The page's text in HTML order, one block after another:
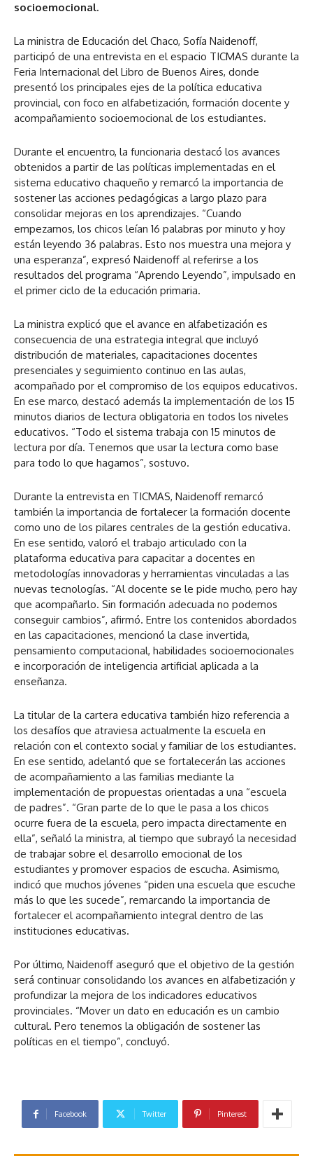
socioemocional.
La ministra de Educación del Chaco, Sofía Naidenoff,
participó de una entrevista en el espacio TICMAS durante la
Feria Internacional del Libro de Buenos Aires, donde
presentó los principales ejes de la política educativa
provincial, con foco en alfabetización, formación docente y
acompañamiento socioemocional de los estudiantes.
Durante el encuentro, la funcionaria destacó los avances
obtenidos a partir de las políticas implementadas en el
sistema educativo chaqueño y remarcó la importancia de
sostener las acciones pedagógicas a largo plazo para
consolidar mejoras en los aprendizajes. “Cuando
empezamos, los chicos leían 16 palabras por minuto y hoy
están leyendo 36 palabras. Esto nos muestra una mejora y
una esperanza”, expresó Naidenoff al referirse a los
resultados del programa “Aprendo Leyendo”, impulsado en
el primer ciclo de la educación primaria.
La ministra explicó que el avance en alfabetización es
consecuencia de una estrategia integral que incluyó
distribución de materiales, capacitaciones docentes
presenciales y seguimiento continuo en las aulas,
acompañado por el compromiso de los equipos educativos.
En ese marco, destacó además la implementación de los 15
minutos diarios de lectura obligatoria en todos los niveles
educativos. “Todo el sistema trabaja con 15 minutos de
lectura por día. Tenemos que usar la lectura como base
para todo lo que hagamos”, sostuvo.
Durante la entrevista en TICMAS, Naidenoff remarcó
también la importancia de fortalecer la formación docente
como uno de los pilares centrales de la gestión educativa.
En ese sentido, valoró el trabajo articulado con la
plataforma educativa para capacitar a docentes en
metodologías innovadoras y herramientas vinculadas a las
nuevas tecnologías. “Al docente se le pide mucho, pero hay
que acompañarlo. Sin formación adecuada no podemos
conseguir cambios”, afirmó. Entre los contenidos abordados
en las capacitaciones, mencionó la clase invertida,
pensamiento computacional, habilidades socioemocionales
e incorporación de inteligencia artificial aplicada a la
enseñanza.
La titular de la cartera educativa también hizo referencia a
los desafíos que atraviesa actualmente la escuela en
relación con el contexto social y familiar de los estudiantes.
En ese sentido, adelantó que se fortalecerán las acciones
de acompañamiento a las familias mediante la
implementación de propuestas orientadas a una “escuela
de padres”. “Gran parte de lo que le pasa a los chicos
ocurre fuera de la escuela, pero impacta directamente en
ella”, señaló la ministra, al tiempo que subrayó la necesidad
de trabajar sobre el desarrollo emocional de los
estudiantes y promover espacios de escucha. Asimismo,
indicó que muchos jóvenes “piden una escuela que escuche
más lo que les sucede”, remarcando la importancia de
fortalecer el acompañamiento integral dentro de las
instituciones educativas.
Por último, Naidenoff aseguró que el objetivo de la gestión
será continuar consolidando los avances en alfabetización y
profundizar la mejora de los indicadores educativos
provinciales. “Mover un dato en educación es un cambio
cultural. Pero tenemos la obligación de sostener las
políticas en el tiempo”, concluyó.
Facebook Twitter Pinterest